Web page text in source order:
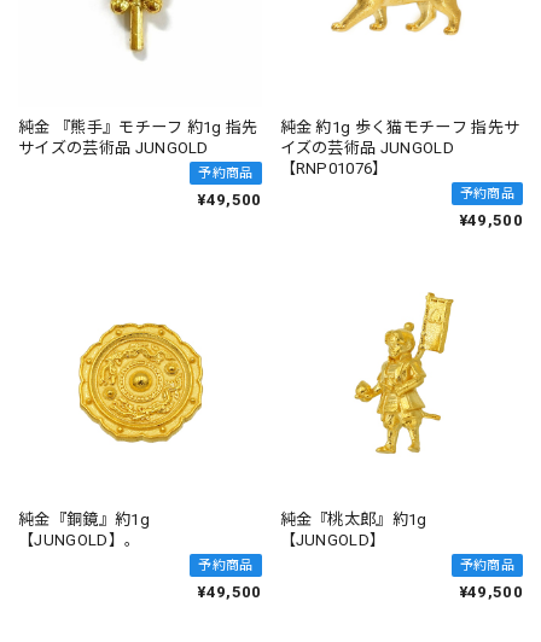
純金 『熊手』モチーフ 約1g 指先
サイズの芸術品 JUNGOLD
予約商品
¥49,500
純金 約1g 歩く猫モチーフ 指先サ
イズの芸術品 JUNGOLD
【RNP01076】
予約商品
¥49,500
純金『銅鏡』約1g
【JUNGOLD】。
予約商品
¥49,500
純金『桃太郎』約1g
【JUNGOLD】
予約商品
¥49,500